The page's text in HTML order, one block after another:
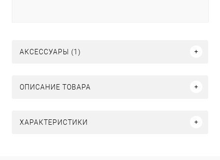
АКСЕССУАРЫ (1)
ОПИСАНИЕ ТОВАРА
ХАРАКТЕРИСТИКИ